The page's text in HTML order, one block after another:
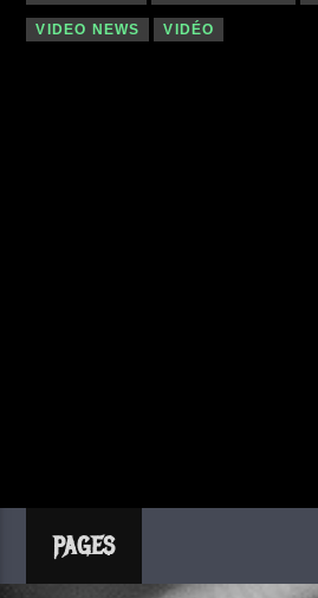
VIDEO NEWS VIDÉO
PAGES